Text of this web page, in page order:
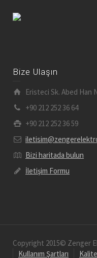
Bize Ulaşın
Eristeci Sk. Abed Han
+90 212 252 36 64
+90 212 252 36 59
Bizi haritada bulun
İletişim Formu
Copyright 2015© Zenger
Kullanım Şartları